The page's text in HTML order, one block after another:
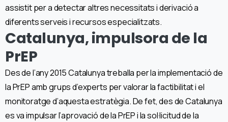
assistit per a detectar altres necessitats i derivació a
diferents serveis i recursos especialitzats.
Catalunya, impulsora de la
PrEP
Des de l’any 2015 Catalunya treballa per la implementació de
la PrEP amb grups d’experts per valorar la factibilitat i el
monitoratge d’aquesta estratègia. De fet, des de Catalunya
es va impulsar l’aprovació de la PrEP i la sol·licitud de la